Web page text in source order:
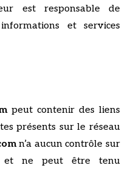
est responsable de
et services
peut contenir des liens
présents sur le réseau
n’a aucun contrôle sur
et ne peut être tenu